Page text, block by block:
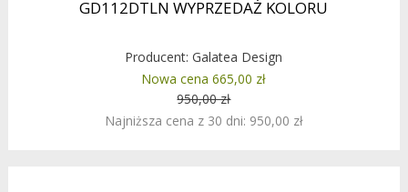
GD112DTLN WYPRZEDAŻ KOLORU
Producent:Galatea Design
Nowa cena 665,00 zł
950,00 zł
Najniższa cena z 30 dni: 950,00 zł